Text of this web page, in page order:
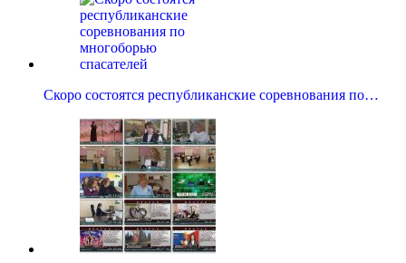
Скоро состоятся республиканские соревнования по…